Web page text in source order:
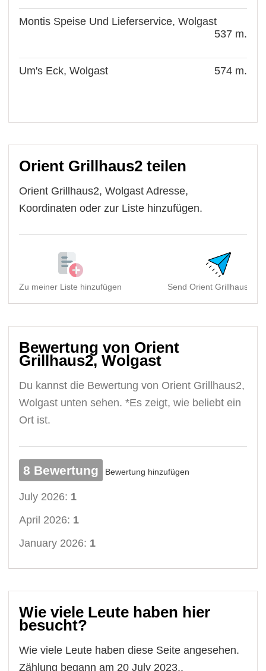
Montis Speise Und Lieferservice, Wolgast
537 m.
Um's Eck, Wolgast 574 m.
Orient Grillhaus2 teilen
Orient Grillhaus2, Wolgast Adresse,
Koordinaten oder zur Liste hinzufügen.
Zu meiner Liste hinzufügen Send Orient Grillhaus2,
Bewertung von Orient
Grillhaus2, Wolgast
Du kannst die Bewertung von Orient Grillhaus2,
Wolgast unten sehen. *Es zeigt, wie beliebt ein
Ort ist.
8 Bewertung Bewertung hinzufügen
July 2026: 1
April 2026: 1
January 2026: 1
Wie viele Leute haben hier
besucht?
Wie viele Leute haben diese Seite angesehen.
Zählung begann am 20 July 2023..